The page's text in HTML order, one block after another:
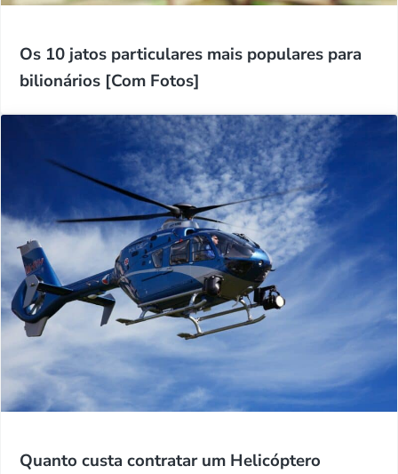
Os 10 jatos particulares mais populares para
bilionários [Com Fotos]
Quanto custa contratar um Helicóptero